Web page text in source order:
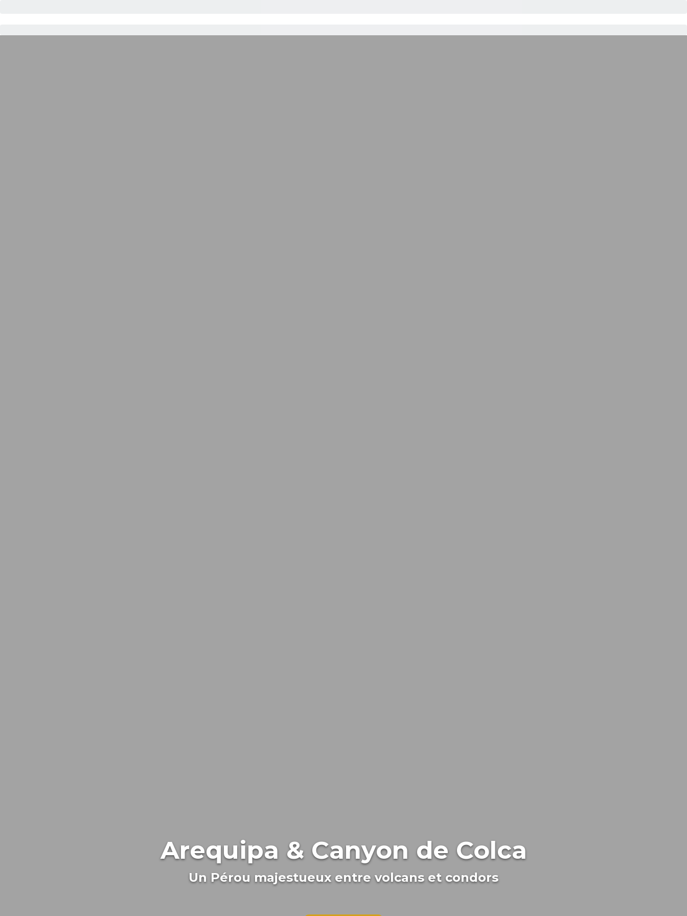
Arequipa & Canyon de Colca
Un Pérou majestueux entre volcans et condors